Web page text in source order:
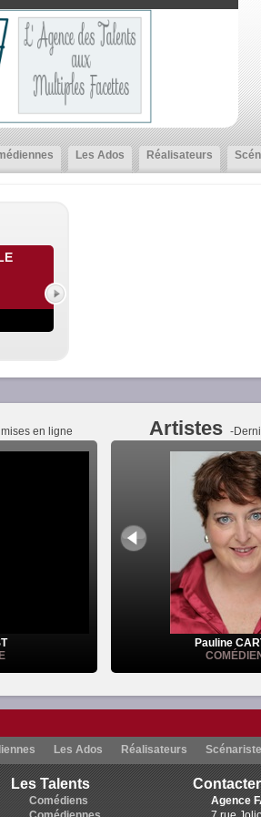
Les Ados Réalisateurs
en ligne Artistes -
Pauline
Les Ados Réalisateurs
Les Talents
Comédiens
Agence